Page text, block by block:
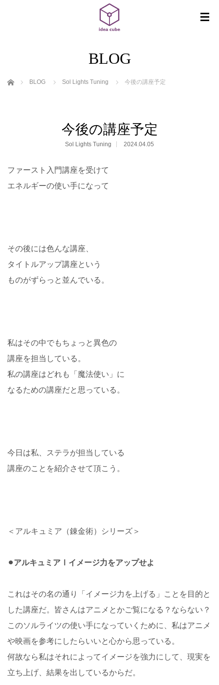
BLOG
ホーム BLOG Sol Lights Tuning 今後の講座予定
今後の講座予定
Sol Lights Tuning 2024.04.05
ファースト入門講座を受けて
エネルギーの使い手になって
その後には色んな講座、
タイトルアップ講座という
ものがずらっと並んでいる。
私はその中でもちょっと異色の
講座を担当している。
私の講座はどれも「魔法使い」に
なるための講座だと思っている。
今日は私、ステラが担当している
講座のことを紹介させて頂こう。
＜アルキュミア（錬金術）シリーズ＞
⚫︎アルキュミアⅠイメージ力をアップせよ
これはその名の通り「イメージ力を上げる」ことを目的と
した講座だ。皆さんはアニメとかご覧になる？ならない？
このソルライツの使い手になっていくために、私はアニメ
や映画を参考にしたらいいと心から思っている。
何故なら私はそれによってイメージを強力にして、現実を
立ち上げ、結果を出しているからだ。